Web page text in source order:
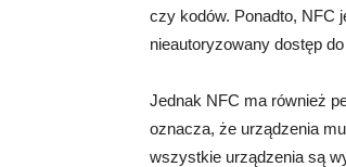
czy kodów. Ponadto, NFC
nieautoryzowany dostęp
Jednak NFC ma również
oznacza, że urządzenia
wszystkie urządzenia są